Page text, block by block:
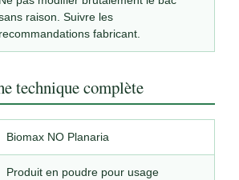
raison. Suivre les
recommandations fabricant.
technique complète
Biomax NO Planaria
Produit en poudre pour usage